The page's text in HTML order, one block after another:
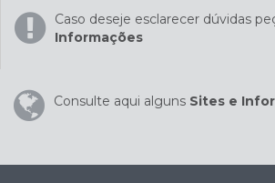
Caso deseje esclarecer dúvidas
Informações
Consulte aqui alguns Sites e